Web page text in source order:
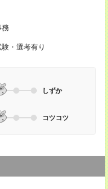
務
・選考有り
しずか
コツコツ